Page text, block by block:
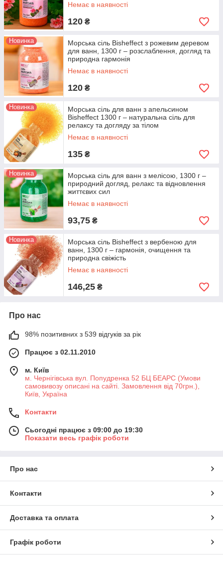
Немає в наявності
120 ₴
Новинка
Морська сіль Bisheffect з рожевим деревом
для ванн, 1300 г – розслаблення, догляд та
природна гармонія
Немає в наявності
120 ₴
Новинка
Морська сіль для ванн з апельсином
Bisheffect 1300 г – натуральна сіль для
релаксу та догляду за тілом
Немає в наявності
135 ₴
Новинка
Морська сіль для ванн з мелісою, 1300 г –
природний догляд, релакс та відновлення
життєвих сил
Немає в наявності
93,75 ₴
Новинка
Морська сіль Bisheffect з вербеною для
ванн, 1300 г – гармонія, очищення та
природна свіжість
Немає в наявності
146,25 ₴
Про нас
98% позитивних з 539 відгуків за рік
Працює з 02.11.2010
м. Київ
м. Чернігівська вул. Попудренка 52 БЦ БЕАРС (Умови
самовивозу описані на сайті. Замовлення від 70грн.),
Київ, Україна
Контакти
Сьогодні працює з 09:00 до 19:30
Показати весь графік роботи
Про нас
Контакти
Доставка та оплата
Графік роботи